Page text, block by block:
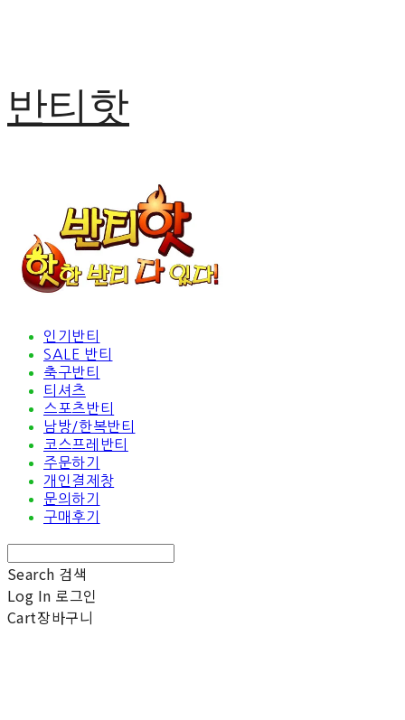
반티핫
인기반티
SALE 반티
축구반티
티셔츠
스포츠반티
남방/한복반티
코스프레반티
주문하기
개인결제창
문의하기
구매후기
Search 검색
Log In 로그인
Cart장바구니